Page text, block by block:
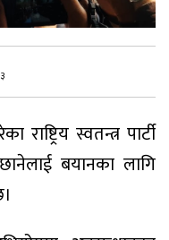
स्वतन्त्र पार्टी
बयानका लागि